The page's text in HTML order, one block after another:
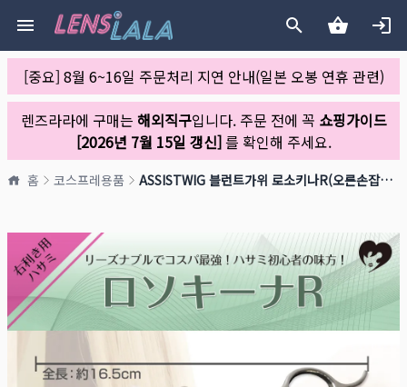
[중요] 8월 6~16일 주문처리 지연 안내(일본 오봉 연휴 관련)
렌즈라라에 구매는 해외직구입니다. 주문 전에 꼭 쇼핑가이드
[2026년 7월 15일 갱신]를 확인해 주세요.
홈 코스프레용품 ASSISTWIG 블런트가위 로소키나R(오른손잡이용)